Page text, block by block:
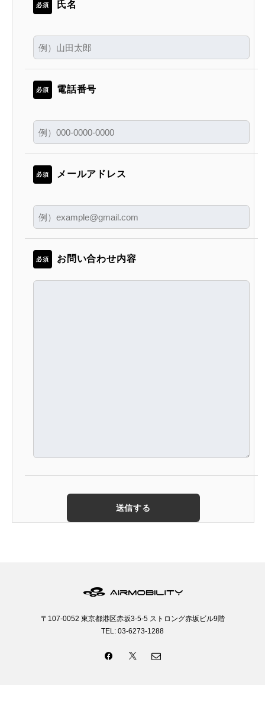
必須 氏名
必須 電話番号
必須 メールアドレス
必須 お問い合わせ内容
〒107-0052 東京都港区赤坂3-5-5 ストロング赤坂ビル9階
TEL: 03-6273-1288